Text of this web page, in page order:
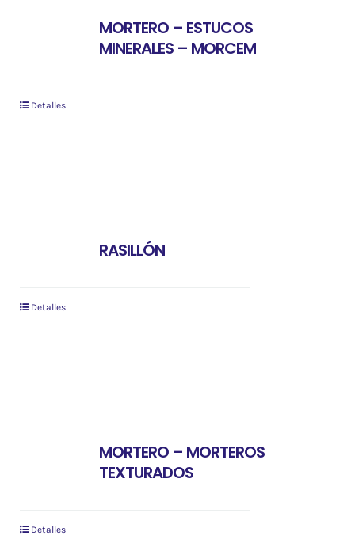
MORTERO – ESTUCOS
MINERALES – MORCEM
Detalles
RASILLÓN
Detalles
MORTERO – MORTEROS
TEXTURADOS
Detalles